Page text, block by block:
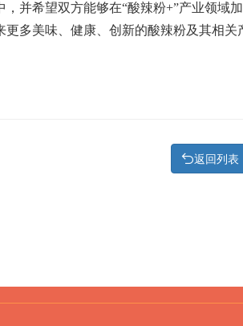
并希望双方能够在“酸辣粉+”产业领域加
多美味、健康、创新的酸辣粉及其相关
返回列表